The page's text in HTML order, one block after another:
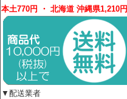
本土770円 ・ 北海道 沖縄県1,210円
▼配送業者